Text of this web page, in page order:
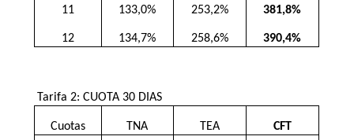
11 133,0% 253,2% 381,8%
12 134,7% 258,6% 390,4%
Tarifa 2: CUOTA 30 DIAS
Cuotas TNA TEA CFT